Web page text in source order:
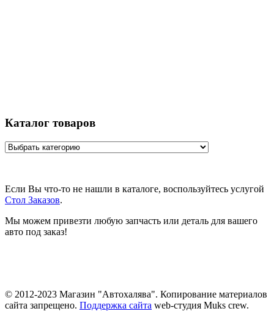
Каталог товаров
Если Вы что-то не нашли в каталоге, воспользуйтесь услугой
Стол Заказов.
Мы можем привезти любую запчасть или деталь для вашего
авто под заказ!
© 2012-2023 Магазин "Автохалява". Копирование материалов
сайта запрещено. Поддержка сайта web-студия Muks crew.